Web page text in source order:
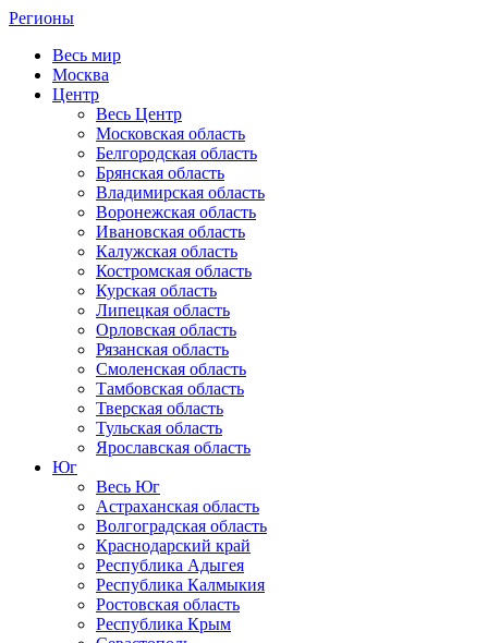
Регионы
Весь мир
Москва
Центр
Весь Центр
Московская область
Белгородская область
Брянская область
Владимирская область
Воронежская область
Ивановская область
Калужская область
Костромская область
Курская область
Липецкая область
Орловская область
Рязанская область
Смоленская область
Тамбовская область
Тверская область
Тульская область
Ярославская область
Юг
Весь Юг
Астраханская область
Волгоградская область
Краснодарский край
Республика Адыгея
Республика Калмыкия
Ростовская область
Республика Крым